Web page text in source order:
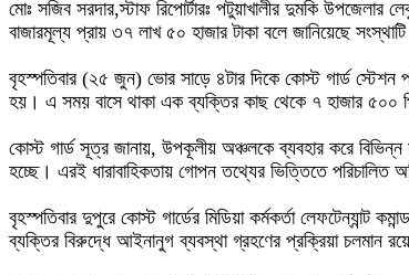
‎মোঃ সজিব সরদার,‎স্টাফ রিপোর্টারঃ পটুয়াখালীর দুমকি
বাজারমূল্য প্রায় ৩৭ লাখ ৫০ হাজার টাকা বলে জানিয়েছে
‎বৃহস্পতিবার (২৫ জুন) ভোর সাড়ে ৪টার দিকে কোস্ট গার্ড স্টেশন
হয়। এ সময় বাসে থাকা এক ব্যক্তির কাছ থেকে ৭ হাজার ৫০০
‎কোস্ট গার্ড সূত্র জানায়, উপকূলীয় অঞ্চলকে ব্যবহার করে বিভিন্ন
হচ্ছে। এরই ধারাবাহিকতায় গোপন তথ্যের ভিত্তিতে পরিচালিত
‎বৃহস্পতিবার দুপুরে কোস্ট গার্ডের মিডিয়া কর্মকর্তা
ব্যক্তির বিরুদ্ধে আইনানুগ ব্যবস্থা গ্রহণের প্রক্রিয়া চলমান